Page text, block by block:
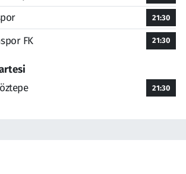
21:30
FK 21:30
21:30